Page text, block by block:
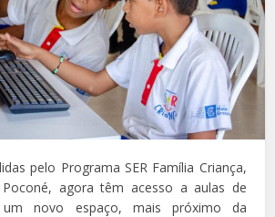
pelo Programa SER Família Criança,
agora têm acesso a aulas de
novo espaço, mais próximo da